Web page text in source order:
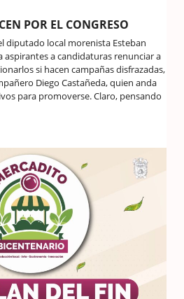
POR EL CONGRESO
diputado local morenista Esteban
aspirantes a candidaturas renunciar a
si hacen campañas disfrazadas,
Diego Castañeda, quien anda
para promoverse. Claro, pensando